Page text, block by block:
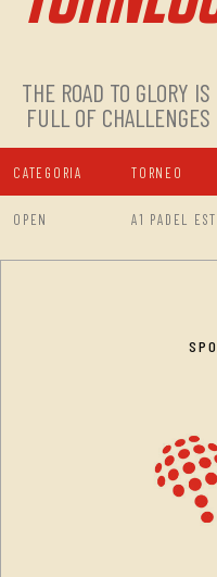
THE ROAD TO GLORY IS
FULL OF CHALLENGES
CATEGORIA TORNEO
OPEN A1 PADEL